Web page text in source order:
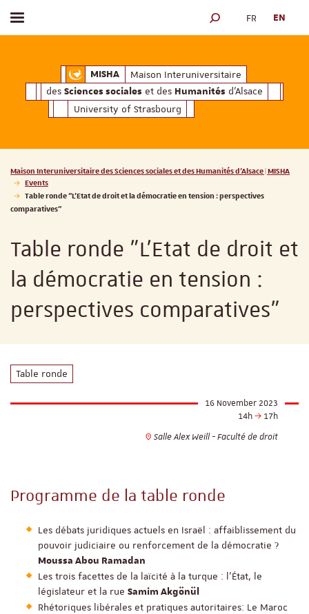
MISHAMaison Interuniversitaire des
Maison Interuniversitaire
des Sciences sociales et des Humanités d'Alsace
University of Strasbourg
Toggle menu SEARCH ENGINE
FR EN
Vous êtes ici :
Maison Interuniversitaire des Sciences sociales et des Humanités d'Alsace | MISHA
Events
Table ronde "L'Etat de droit et la démocratie en tension : perspectives
comparatives"
Table ronde "L'Etat de droit et
la démocratie en tension :
perspectives comparatives"
Table ronde
16 November 2023
14h
17h
Salle Alex Weill - Faculté de droit
Programme de la table ronde
Les débats juridiques actuels en Israël : affaiblissement du
pouvoir judiciaire ou renforcement de la démocratie ?
Moussa Abou Ramadan
Les trois facettes de la laïcité à la turque : l'État, le
législateur et la rue Samim Akgönül
Rhétoriques libérales et pratiques autoritaires: Le Maroc